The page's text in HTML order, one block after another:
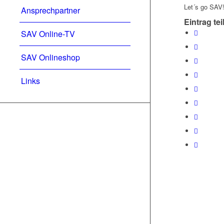
Ansprechpartner
SAV Online-TV
SAV Onlineshop
Links
Let´s go SAV!
Eintrag